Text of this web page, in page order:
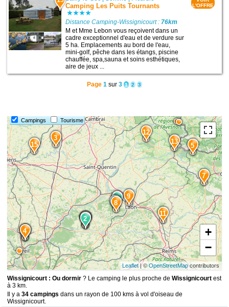
Camping Les Puits Tournants
Distance Camping-Wissignicourt : 76km
M et Mme Lebon vous reçoivent dans un
cadre exceptionnel d'eau et de verdure sur
5 ha. Emplacements au bord de l'eau,
mini-golf, pêche dans les étangs, piscine
chauffée, spa,sauna et soins esthétiques,
aire de jeux ...
L'OFFRE
Page 1 sur 3 1 2 3
Campings Tourisme
15
14
13
12
11
10
9
8
7
6
5
4
3
2
1
2
1
+
−
Leaflet| ©OpenStreetMapcontributors
Wissignicourt : Ou dormir ? Le camping le plus proche deWissignicourt est
à 3 km.
Il y a34 campings dans un rayon de 100 kms à vol d'oiseau de
Wissignicourt.